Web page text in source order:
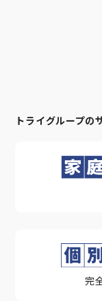
トライグループの
完